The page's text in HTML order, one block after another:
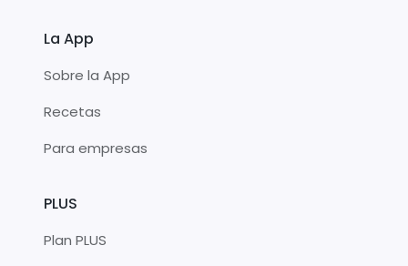
La App
Sobre la App
Recetas
Para empresas
PLUS
Plan PLUS